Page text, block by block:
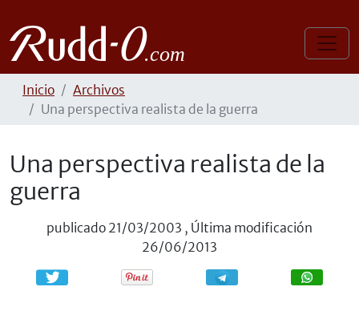
Inicio
Archivos
Una perspectiva realista de la guerra
Una perspectiva realista de la
guerra
publicado 21/03/2003 , Última modificación
26/06/2013
Compartir Compartir